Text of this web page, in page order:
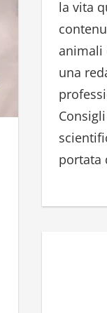
r
:
la vita
animali
una
portata